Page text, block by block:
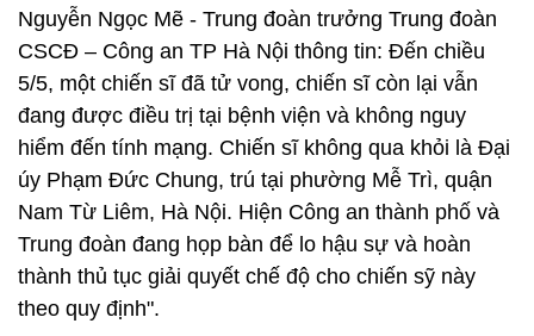
Nguyễn Ngọc Mẽ - Trung đoàn trưởng Trung đoàn
CSCĐ – Công an TP Hà Nội thông tin: Đến chiều
5/5, một chiến sĩ đã tử vong, chiến sĩ còn lại vẫn
đang được điều trị tại bệnh viện và không nguy
hiểm đến tính mạng. Chiến sĩ không qua khỏi là Đại
úy Phạm Đức Chung, trú tại phường Mễ Trì, quận
Nam Từ Liêm, Hà Nội. Hiện Công an thành phố và
Trung đoàn đang họp bàn để lo hậu sự và hoàn
thành thủ tục giải quyết chế độ cho chiến sỹ này
theo quy định".